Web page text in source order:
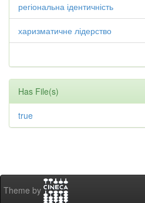
регіональна ідентичність
харизматичне лідерство
Has File(s)
true
Theme by